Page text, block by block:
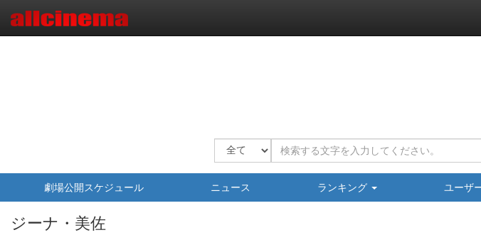
劇場公開スケジュール ニュース ランキング ユーザ
ジーナ・美佐